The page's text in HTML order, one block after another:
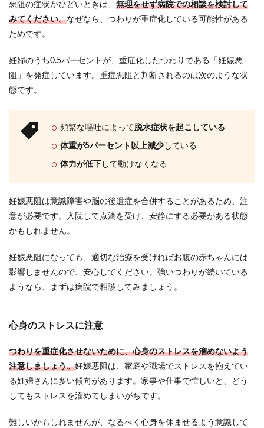
悪阻の症状がひどいときは、 無理をせず病院での相談を検討して
みてください。なぜなら、つわりが重症化している可能性がある
ためです。
妊婦のうち0.5パーセントが、重症化したつわりである「妊娠悪
阻」を発症しています。重症悪阻と判断されるのは次のような状
態です。
頻繁な嘔吐によって脱水症状を起こしている
体重が5パーセント以上減少している
体力が低下 して動けなくなる
妊娠悪阻は意識障害や脳の後遺症を合併することがあるため、注
意が必要です。入院して点滴を受け、安静にする必要がある状態
かもしれません。
妊娠悪阻になっても、適切な治療を受ければお腹の赤ちゃんには
影響しませんので、安心してください。強いつわりが続いている
ようなら、まずは病院で相談してみましょう。
心身のストレスに注意
つわりを重症化させないために、心身のストレスを溜めないよう
注意しましょう。妊娠悪阻は、家庭や職場でストレスを抱えてい
る妊婦さんに多い傾向があります。家事や仕事で忙しいと、どう
してもストレスを溜めてしまいがちです。
難しいかもしれませんが、なるべく心身を休ませるよう意識して